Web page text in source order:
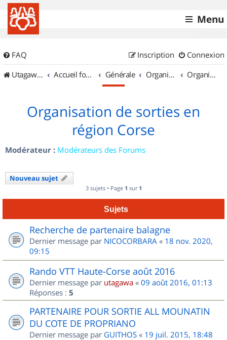
Menu
FAQ Connexion
Inscription
UtagawaVTT (Randos VTT et VTTAE avec traces GPS)
Accueil forum Générale Organisation de sorties & Recherche de partenaires Organisation de sorties en région Corse
Organisation de sorties en
région Corse
Modérateur : Modérateurs des Forums
Nouveau sujet
3 sujets • Page 1 sur 1
Sujets
Recherche de partenaire balagne
Dernier message par NICOCORBARA « 18 nov. 2020,
09:15
Rando VTT Haute-Corse août 2016
Dernier message par utagawa « 09 août 2016, 01:13
Réponses : 5
PARTENAIRE POUR SORTIE ALL MOUNATIN
DU COTE DE PROPRIANO
Dernier message par GUITHOS « 19 juil. 2015, 18:48